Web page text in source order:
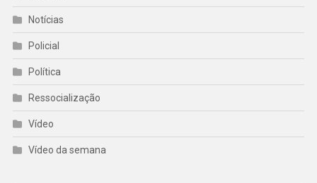
Notícias
Policial
Política
Ressocialização
Vídeo
Vídeo da semana